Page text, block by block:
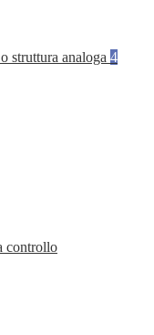
struttura analoga 4
controllo